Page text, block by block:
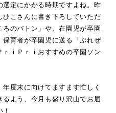
選定にかかる時期ですよね。昨
こさんに書き下ろしていただ
のバトン」や、在園児が卒園
育者が卒園児に送る「ぷれぜ
ｉＰｒｉおすすめの卒園ソン
度末に向けてますます忙しく
よう、今月も盛り沢山でお届